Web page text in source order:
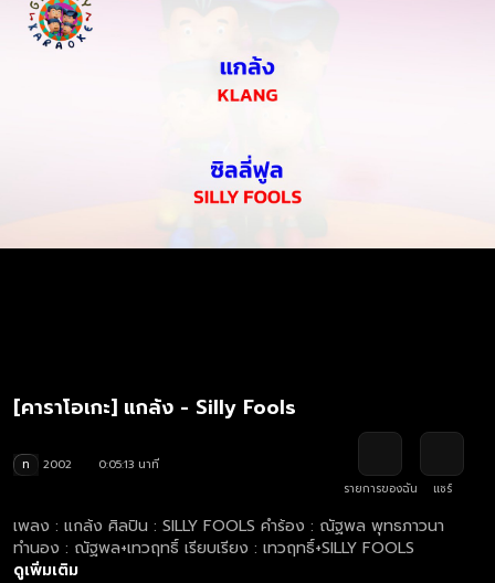
[คาราโอเกะ] แกล้ง - Silly Fools
ท 2002
0:05:13 นาที
รายการของฉัน
แชร์
เพลง : แกล้ง ศิลปิน : SILLY FOOLS คำร้อง : ณัฐพล พุทธภาวนา
ทำนอง : ณัฐพล+เทวฤทธิ์ เรียบเรียง : เทวฤทธิ์+SILLY FOOLS
ดูเพิ่มเติม